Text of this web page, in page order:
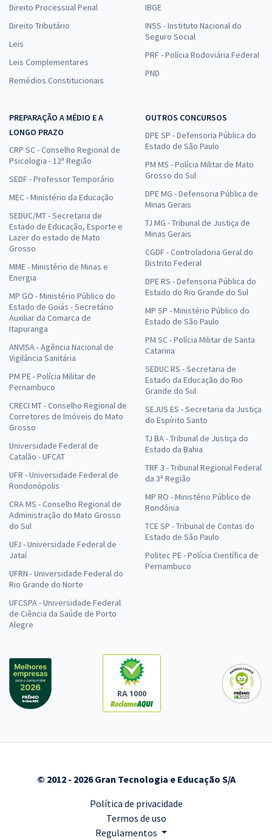
Direito Processual Penal
Direito Tributário
Leis
Leis Complementares
Remédios Constitucionais
IBGE
INSS - Instituto Nacional do
Seguro Social
PRF - Polícia Rodoviária Federal
PND
PREPARAÇÃO A MÉDIO E A
LONGO PRAZO
CRP SC - Conselho Regional de
Psicologia - 12ª Região
SEDF - Professor Temporário
MEC - Ministério da Educação
SEDUC/MT - Secretaria de
Estado de Educação, Esporte e
Lazer do estado de Mato
Grosso
MME - Ministério de Minas e
Energia
MP GO - Ministério Público do
Estado de Goiás - Secretário
Auxiliar da Comarca de
Itapuranga
ANVISA - Agência Nacional de
Vigilância Sanitária
PM PE - Polícia Militar de
Pernambuco
CRECI MT - Conselho Regional de
Corretores de Imóveis do Mato
Grosso
Universidade Federal de
Catalão - UFCAT
UFR - Universidade Federal de
Rondonópolis
CRA MS - Conselho Regional de
Administração do Mato Grosso
do Sul
UFJ - Universidade Federal de
Jataí
UFRN - Universidade Federal do
Rio Grande do Norte
UFCSPA - Universidade Federal
de Ciência da Saúde de Porto
Alegre
OUTROS CONCURSOS
DPE SP - Defensoria Pública do
Estado de São Paulo
PM MS - Polícia Militar de Mato
Grosso do Sul
DPE MG - Defensoria Pública de
Minas Gerais
TJ MG - Tribunal de Justiça de
Minas Gerais
CGDF - Controladoria Geral do
Distrito Federal
DPE RS - Defensoria Pública do
Estado do Rio Grande do Sul
MP SP - Ministério Público do
Estado de São Paulo
PM SC - Polícia Militar de Santa
Catarina
SEDUC RS - Secretaria de
Estado da Educação do Rio
Grande do Sul
SEJUS ES - Secretaria da Justiça
do Espírito Santo
TJ BA - Tribunal de Justiça do
Estado da Bahia
TRF 3 - Tribunal Regional Federal
da 3ª Região
MP RO - Ministério Público de
Rondônia
TCE SP - Tribunal de Contas do
Estado de São Paulo
Politec PE - Polícia Científica de
Pernambuco
RA 1000
© 2012 - 2026 Gran Tecnologia e Educação S/A
Política de privacidade
Termos de uso
Regulamentos